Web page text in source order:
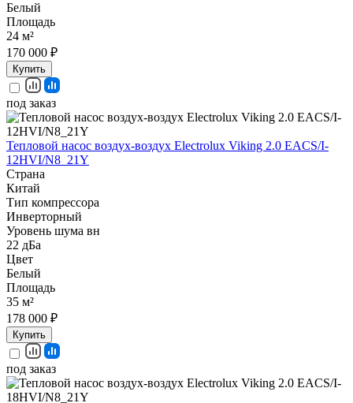
Белый
Площадь
24 м²
170 000 ₽
Купить
под заказ
Тепловой насос воздух-воздух Electrolux Viking 2.0 EACS/I-
12HVI/N8_21Y
Страна
Китай
Тип компрессора
Инверторный
Уровень шума вн
22 дБа
Цвет
Белый
Площадь
35 м²
178 000 ₽
Купить
под заказ